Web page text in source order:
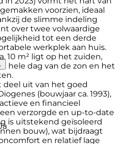
voorzien, ideaal
de slimme indeling
over twee volwaardige
tot een derde
werkplek aan huis.
10 m² ligt op het zuiden,
hele dag van de zon en het
uit van het goed
(bouwjaar ca. 1993),
en financieel
verzorgde en up-to-date
is uitstekend geïsoleerd
bouw), wat bijdraagt
en relatief lage